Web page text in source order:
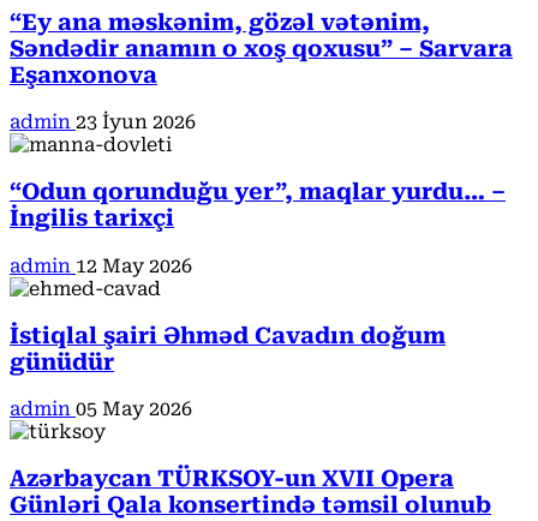
“Ey ana məskənim, gözəl vətənim,
Səndədir anamın o xoş qoxusu” – Sarvara
Eşanxonova
admin 23 İyun 2026
“Odun qorunduğu yer”, maqlar yurdu… –
İngilis tarixçi
admin 12 May 2026
İstiqlal şairi Əhməd Cavadın doğum
günüdür
admin 05 May 2026
Azərbaycan TÜRKSOY-un XVII Opera
Günləri Qala konsertində təmsil olunub